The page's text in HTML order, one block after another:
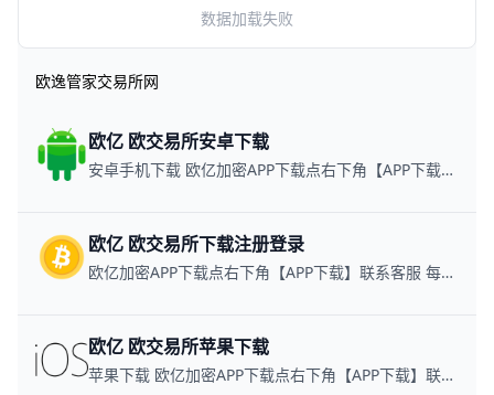
数据加载失败
欧逸管家交易所网
欧亿 欧交易所安卓下载
安卓手机下载 欧亿加密APP下载点右下角【APP下载】联系客服 每日更新可用链接
欧亿 欧交易所下载注册登录
欧亿加密APP下载点右下角【APP下载】联系客服 每日更新可用链接
欧亿 欧交易所苹果下载
苹果下载 欧亿加密APP下载点右下角【APP下载】联系客服 每日更新可用链接